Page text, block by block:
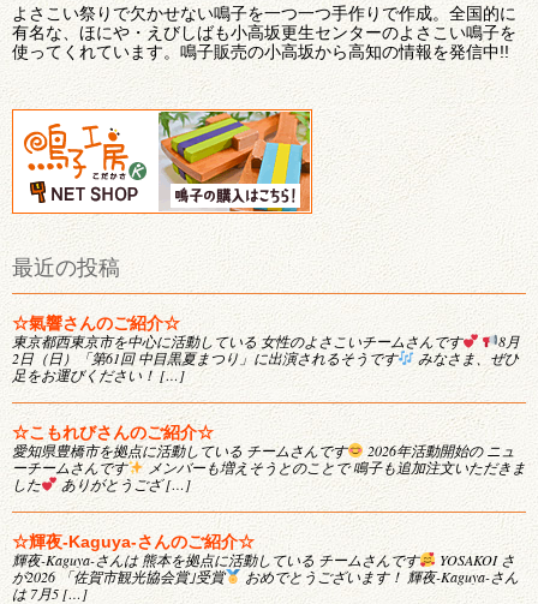
よさこい祭りで欠かせない鳴子を一つ一つ手作りで作成。全国的に
有名な、ほにや・えびしばも小高坂更生センターのよさこい鳴子を
使ってくれています。鳴子販売の小高坂から高知の情報を発信中!!
最近の投稿
☆氣響さんのご紹介☆
東京都西東京市を中心に活動している 女性のよさこいチームさんです
8月
2日（日）「第61回 中目黒夏まつり」に出演されるそうです
みなさま、ぜひ
足をお運びください！ […]
☆こもれびさんのご紹介☆
愛知県豊橋市を拠点に活動している チームさんです
2026年活動開始の ニュ
ーチームさんです
メンバーも増えそうとのことで 鳴子も追加注文いただきま
した
ありがとうござ […]
☆輝夜-Kaguya-さんのご紹介☆
輝夜-Kaguya-さんは 熊本を拠点に活動している チームさんです
YOSAKOI さ
が2026 「佐賀市観光協会賞｣受賞
おめでとうございます！ 輝夜-Kaguya-さん
は 7月5 […]